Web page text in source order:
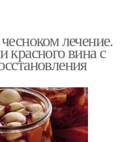
лечение.
красного вина с